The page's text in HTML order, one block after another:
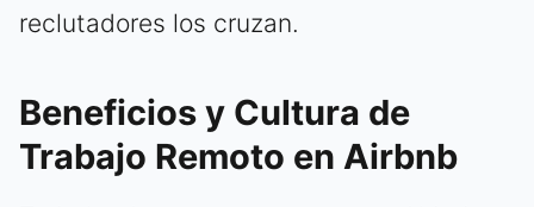
reclutadores los cruzan.
Beneficios y Cultura de
Trabajo Remoto en Airbnb